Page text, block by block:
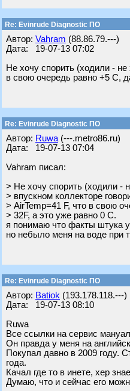
Re: Evinrude Diagnostic ПО
Автор: Vahram (88.86.79.---)
Дата: 19-07-13 07:02
Не хочу спорить (ходили -
в свою очередь равно +5 С,
Re: Evinrude Diagnostic ПО
Автор: Ruwa (---.metro86.ru)
Дата: 19-07-13 07:04
Vahram писал:
> Не хочу спорить (ходили -
> впускном коллекторе
> AirTemp=41 F, что в свою
> 32F, а это уже равно 0 С.
я понимаю что факты штука
но небыло меня на воде при
Re: Evinrude Diagnostic ПО
Автор: Batiok (193.178.118.---)
Дата: 19-07-13 08:10
Ruwa
Все ссылки на сервис
Он правда у меня на
Покупал давно в 2009 году.
года.
Качал где то в инете, хер
Думаю, что и сейчас его